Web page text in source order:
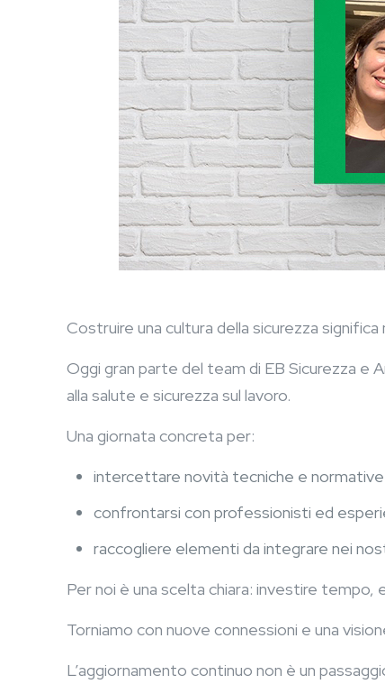
Costruire una cultura della sicurezza
Oggi gran parte del team di EB Sicurezza e
alla salute e sicurezza sul lavoro.
Una giornata concreta per:
intercettare novità tecniche e normative
confrontarsi con professionisti ed
raccogliere elementi da integrare nei
Per noi è una scelta chiara: investire tempo,
Torniamo con nuove connessioni e una
L’aggiornamento continuo non è un